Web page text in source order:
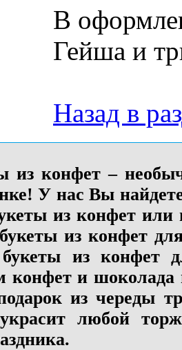
В
Гейша и
Назад в
из конфет –
У нас Вы
из конфет
из конфет
из конфет
конфет и шоколада
из череды
любой